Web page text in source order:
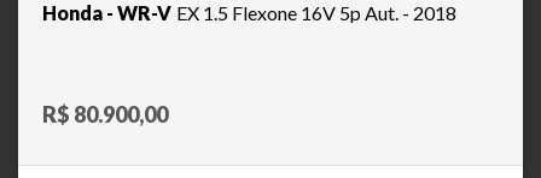
Honda - WR-V EX 1.5 Flexone 16V 5p Aut. - 2018
R$ 80.900,00